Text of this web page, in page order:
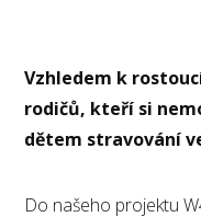
Vzhledem k
rodičů, kteří si
dětem stravování
Do našeho projektu